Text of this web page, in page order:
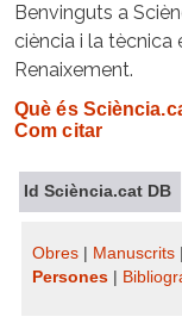
Benvinguts a
ciència i la tècnica
Renaixement.
Què és
Com citar
Id Sciència.cat DB
Obres Manuscrits
Persones